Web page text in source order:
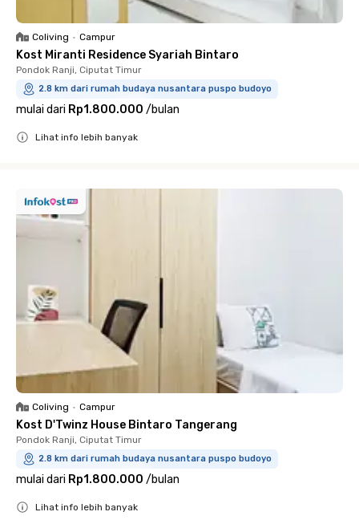
Coliving • Campur
Kost Miranti Residence Syariah Bintaro
Pondok Ranji, Ciputat Timur
2.8 km dari rumah budaya nusantara puspo budoyo
mulai dari Rp1.800.000 /bulan
Lihat info lebih banyak
Coliving • Campur
Kost D'Twinz House Bintaro Tangerang
Pondok Ranji, Ciputat Timur
2.8 km dari rumah budaya nusantara puspo budoyo
mulai dari Rp1.800.000 /bulan
Lihat info lebih banyak